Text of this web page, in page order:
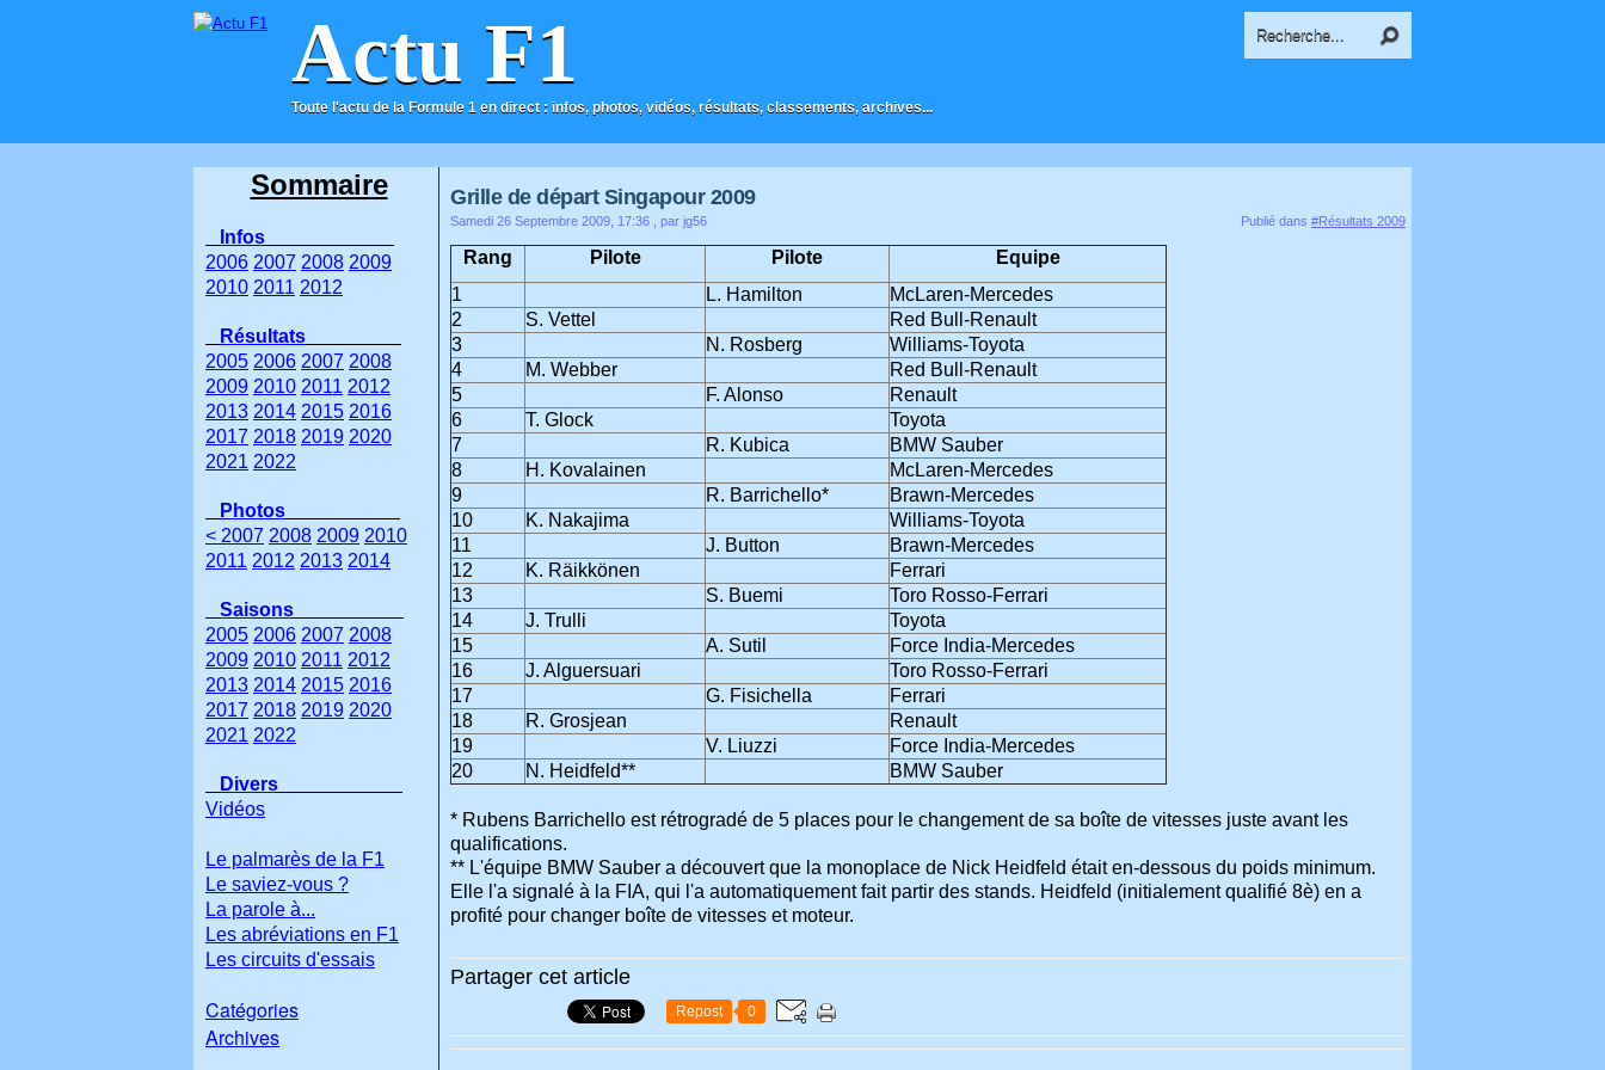
Actu F1
Toute l'actu de la Formule 1 en direct : infos, photos, vidéos, résultats, classements, archives...
ACCUEIL CONTACT
Grille de départ Singapour 2009
Samedi 26 Septembre 2009, 17:36 , par jg56 Publié dans #Résultats 2009
Rang Pilote Pilote
Equipe
1
L. Hamilton
McLaren-Mercedes
2
S. Vettel
Red Bull-Renault
3
N. Rosberg
Williams-Toyota
4
M. Webber
Red Bull-Renault
5
F. Alonso
Renault
6
T. Glock
Toyota
7
R. Kubica
BMW Sauber
8
H. Kovalainen
McLaren-Mercedes
9
R. Barrichello*
Brawn-Mercedes
10
K. Nakajima
Williams-Toyota
11
J. Button
Brawn-Mercedes
12
K. Räikkönen
Ferrari
13
S. Buemi
Toro Rosso-Ferrari
14
J. Trulli
Toyota
15
A. Sutil
Force India-Mercedes
16
J. Alguersuari
Toro Rosso-Ferrari
17
G. Fisichella
Ferrari
18
R. Grosjean
Renault
19
V. Liuzzi
Force India-Mercedes
20
N. Heidfeld** BMW Sauber
* Rubens Barrichello est rétrogradé de 5 places pour le changement de sa boîte de vitesses juste avant les
qualifications.
** L'équipe BMW Sauber a découvert que la monoplace de Nick Heidfeld était en-dessous du poids minimum.
Elle l'a signalé à la FIA, qui l'a automatiquement fait partir des stands. Heidfeld (initialement qualifié 8è) en a
profité pour changer boîte de vitesses et moteur.
Partager cet article
Repost 0
Sommaire
Infos
2006 2007 2008 2009
2010 2011 2012
Résultats
2005 2006 2007 2008
2009 2010 2011 2012
2013 2014 2015 2016
2017 2018 2019 2020
2021 2022
Photos
< 2007 2008 2009 2010
2011 2012 2013 2014
Saisons
2005 2006 2007 2008
2009 2010 2011 2012
2013 2014 2015 2016
2017 2018 2019 2020
2021 2022
Divers
Vidéos
Le palmarès de la F1
Le saviez-vous ?
La parole à...
Les abréviations en F1
Les circuits d'essais
Catégories
Archives